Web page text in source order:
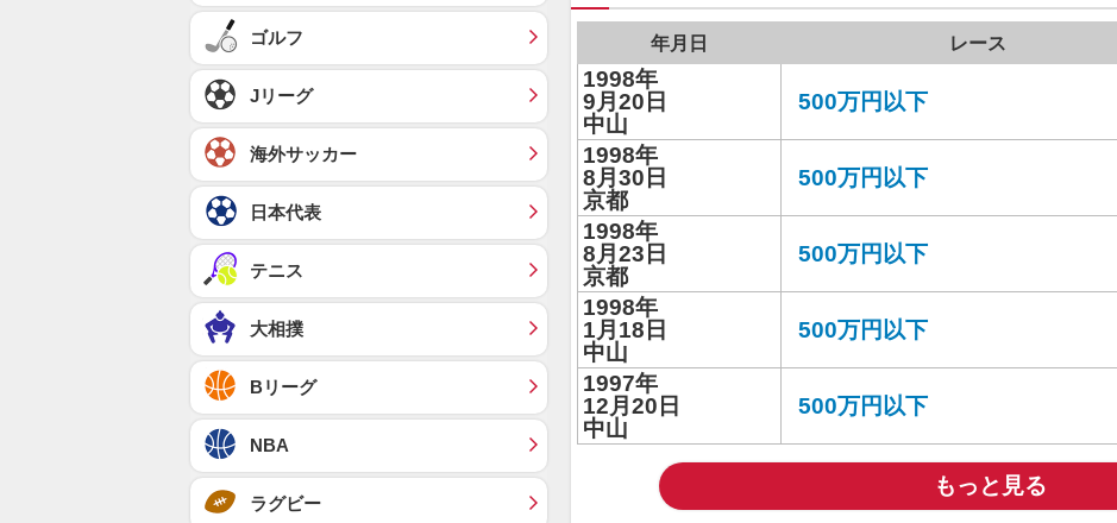
年月日 レース
1998年
9月20日
中山
500万円以下
1998年
8月30日
京都
500万円以下
1998年
8月23日
京都
500万円以下
1998年
1月18日
中山
500万円以下
1997年
12月20日
中山
500万円以下
もっと見る
ゴルフ
Jリーグ
海外サッカー
日本代表
テニス
大相撲
Bリーグ
NBA
ラグビー